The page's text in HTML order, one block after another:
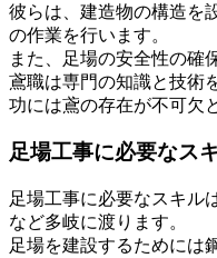
彼らは、建造物の構造を
の作業を行います。
また、足場の安全性の確
鳶職は専門の知識と技術
功には鳶の存在が不可欠
足場工事に必要なス
足場工事に必要なスキル
など多岐に渡ります。
足場を建設するためには